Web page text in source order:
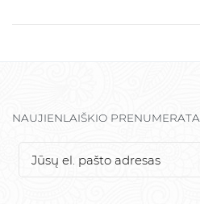
NAUJIENLAIŠKIO PRENUMERATA